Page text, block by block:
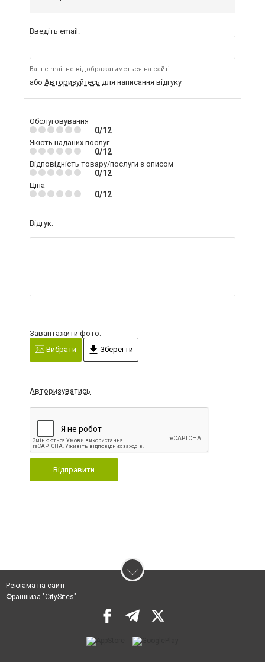
Введіть email:
Ваш e-mail не відображатиметься на сайті
або Авторизуйтесь для написання відгуку
Обслуговування
0/12
Якість наданих послуг
0/12
Відповідність товару/послуги з описом
0/12
Ціна
0/12
Відгук:
Завантажити фото:
Вибрати
Зберегти
Авторизуватись
Відправити
Реклама на сайті
Франшиза "CitySites"